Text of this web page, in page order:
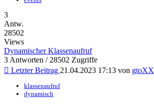
3
Antw.
28502
Views
Dynamischer Klassenaufruf
3 Antworten / 28502 Zugriffe
Letzter Beitrag 21.04.2023 17:13 von gtoXX
klassenaufruf
dynamisch